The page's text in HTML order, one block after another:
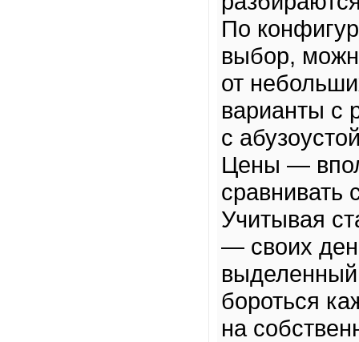
По
выбор,
от
варианты с
с
Цены —
сравнивать
Учитывая
— своих
бороться
на